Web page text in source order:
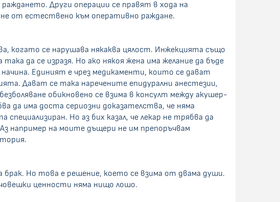
Други операции се правят в хода на
от естествено към оперативно раждане.
когато се нарушава някаква цялост. Инжекцията също
да се изразя. Но ако някоя жена има желание да бъде
Единият е чрез медикаменти, които се дават
Дават се така наречените епидурални анестезии,
обикновено се взима в консулт между акушер-
да има доста сериозни доказателства, че няма
Но аз бих казал, че лекар не трябва да
например на моите дъщери не им препоръчвам
Но това е решение, което се взима от двама души.
ценности няма нищо лошо.